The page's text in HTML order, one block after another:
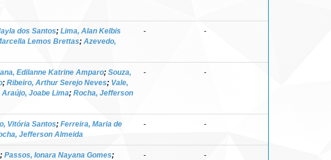
dos Santos; Lima, Alan Kelbis
Lemos Brettas; Azevedo,
- -
Edilanne Katrine Amparo; Souza,
; Ribeiro, Arthur Serejo Neves; Vale,
Araújo, Joabe Lima; Rocha, Jefferson
- -
Vitória Santos; Ferreira, Maria de
Jefferson Almeida
- -
; Passos, Ionara Nayana Gomes;
- -